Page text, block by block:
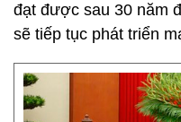
đạt được sau 30 năm
sẽ tiếp tục phát triển